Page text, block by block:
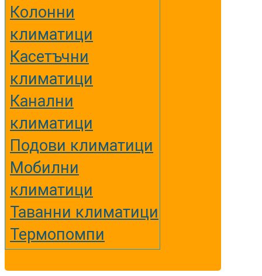
Колонни
климатици
Касетъчни
климатици
Канални
климатици
Подови климатици
Мобилни
климатици
Таванни климатици
Термопомпи